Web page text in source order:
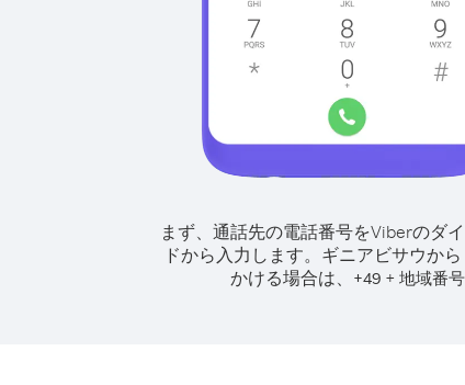
まず、通話先の電話番号をViberのダ
ドから入力します。 ギニアビサウか
かける場合は、 +49 + 地域番号